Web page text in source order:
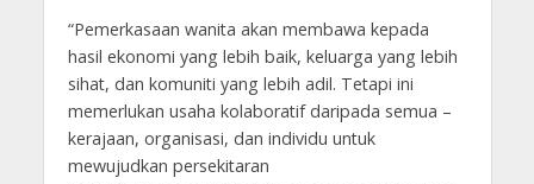
“Pemerkasaan wanita akan membawa kepada
hasil ekonomi yang lebih baik, keluarga yang lebih
sihat, dan komuniti yang lebih adil. Tetapi ini
memerlukan usaha kolaboratif daripada semua –
kerajaan, organisasi, dan individu untuk
mewujudkan persekitaran